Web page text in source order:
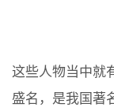
这些人物当中就
盛名，是我国著